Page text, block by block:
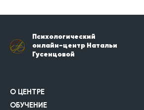
Психологический
онлайн-центр Натальи
Гусенцовой
О ЦЕНТРЕ
ОБУЧЕНИЕ